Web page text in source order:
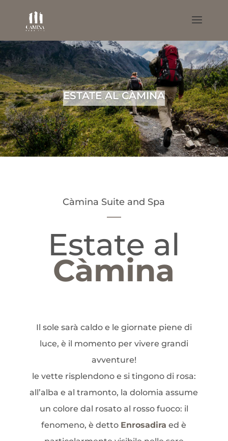
ESTATE AL CÀMINA
Càmina Suite and Spa
Estate al
Càmina
Il sole sarà caldo e le giornate piene di
luce, è il momento per vivere grandi
avventure!
le vette risplendono e si tingono di rosa:
all’alba e al tramonto, la dolomia assume
un colore dal rosato al rosso fuoco: il
fenomeno, è detto Enrosadira ed è